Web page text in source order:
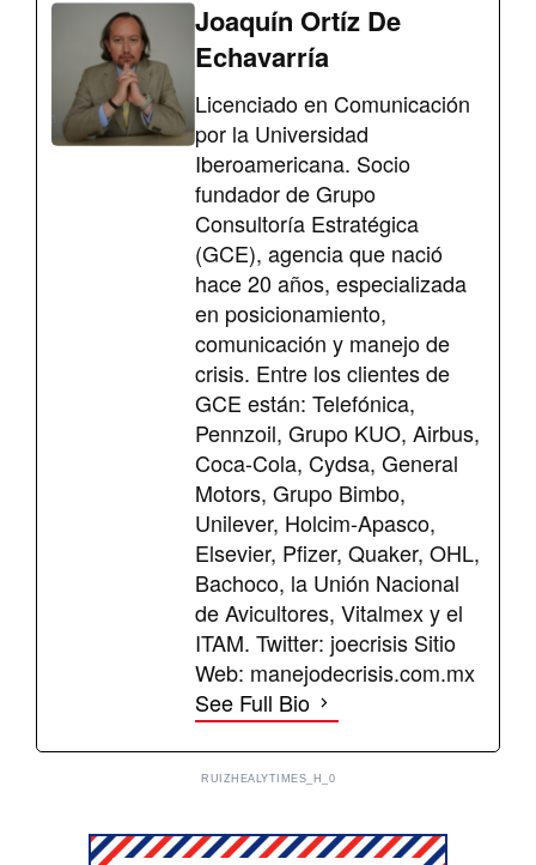
Joaquín Ortíz De
Echavarría
Licenciado en Comunicación
por la Universidad
Iberoamericana. Socio
fundador de Grupo
Consultoría Estratégica
(GCE), agencia que nació
hace 20 años, especializada
en posicionamiento,
comunicación y manejo de
crisis. Entre los clientes de
GCE están: Telefónica,
Pennzoil, Grupo KUO, Airbus,
Coca-Cola, Cydsa, General
Motors, Grupo Bimbo,
Unilever, Holcim-Apasco,
Elsevier, Pfizer, Quaker, OHL,
Bachoco, la Unión Nacional
de Avicultores, Vitalmex y el
ITAM. Twitter: joecrisis Sitio
Web: manejodecrisis.com.mx
See Full Bio
RUIZHEALYTIMES_H_0